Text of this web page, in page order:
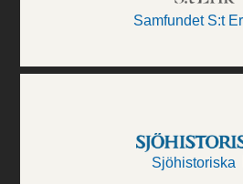
Samfundet S:t
Sjöhistoriska